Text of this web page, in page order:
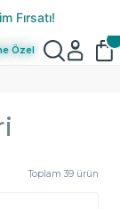
Özel
Toplam 39 ürün